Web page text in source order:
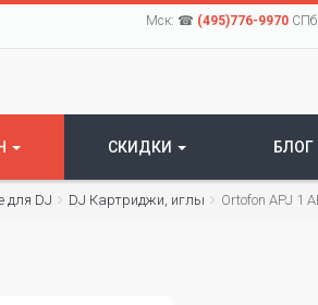
Мск: ☎ (495)776-9970
СКИДКИ БЛОГ
для DJ DJ Картриджи, иглы Ortofon APJ 1